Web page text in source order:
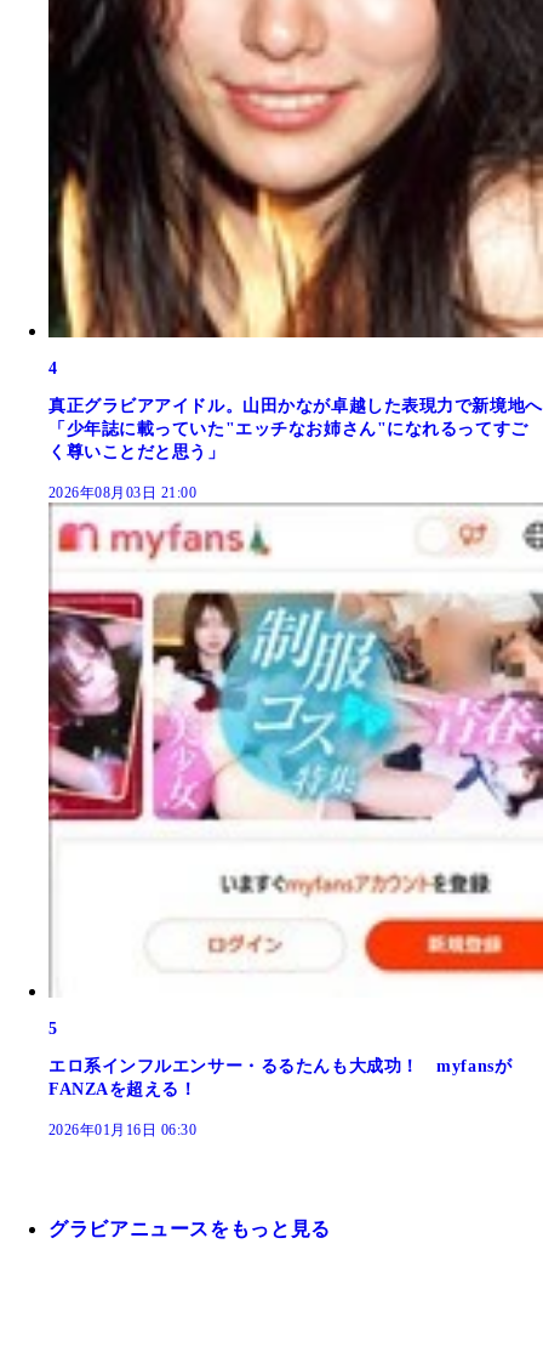
4
真正グラビアアイドル。山田かなが卓越した表現力で新境地へ
「少年誌に載っていた"エッチなお姉さん"になれるってすご
く尊いことだと思う」
2026年08月03日 21:00
5
エロ系インフルエンサー・るるたんも大成功！ myfansが
FANZAを超える！
2026年01月16日 06:30
グラビアニュースをもっと見る